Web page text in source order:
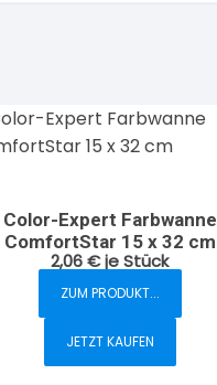
Color-Expert Farbwanne
ComfortStar 15 x 32 cm
2,06€je Stück
ZUM PRODUKT...
JETZT KAUFEN